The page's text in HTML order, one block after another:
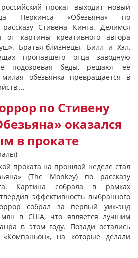
прокат выходит новый
Перкинса «Обезьяна» по
Стивена Кинга. Делимся
от картины креативного автора
Братья-близнецы, Билл и Хэл,
пропавшего отца заводную
подозревая беды, решают ее
обезьянка превращается в
по Стивену
оказался
в прокате
проката на прошлой неделе стал
(The Monkey) по рассказу
Картина собрала в рамках
эффективность выбранного
собрал за первый уик-энд
млн в США, что является лучшим
в этом году. Позади остались
на которые делали